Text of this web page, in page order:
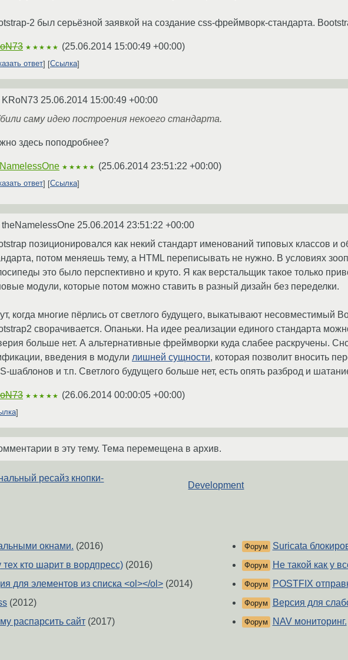
2 был серьёзной заявкой на создание css-фреймворк-стандарта.
★★★★★ (25.06.2014 15:00:49 +00:00)
ответ Ссылка
KRoN73 25.06.2014 15:00:49 +00:00
саму идею построения некоего стандарта.
здесь поподробнее?
★★★★★ (25.06.2014 23:51:22 +00:00)
ответ Ссылка
theNamelessOne 25.06.2014 23:51:22 +00:00
позиционировался как некий стандарт именований типовых классов и
потом меняешь тему, а HTML переписывать не нужно. В условиях
это было перспективно и круто. Я как верстальщик такое только
модули, которые потом можно ставить в разный дизайн без переделки.
когда многие пёрлись от светлого будущего, выкатывают несовместимый
сворачивается. Опаньки. На идее реализации единого стандарта
больше нет. А альтернативные фреймворки куда слабее раскручены.
введения в модули лишней сущности, которая позволит вносить
шаблонов и т.п. Светлого будущего больше нет, есть опять разброд и
★★★★★ (26.06.2014 00:00:05 +00:00)
в эту тему. Тема перемещена в архив.
ресайз кнопки-
Development
окнами. (2016)
кто шарит в вордпресс) (2016)
для элементов из списка <ol></ol> (2014)
(2012)
распарсить сайт (2017)
Форум Suricata
Форум Не такой как у
Форум POSTFIX
Форум Версия для
Форум NAV мониторинг.